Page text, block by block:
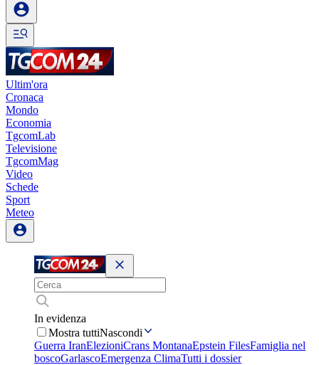
Ultim'ora
Cronaca
Mondo
Economia
TgcomLab
Televisione
TgcomMag
Video
Schede
Sport
Meteo
In evidenza
Mostra tuttiNascondi
Guerra IranElezioniCrans MontanaEpstein FilesFamiglia nel
boscoGarlascoEmergenza ClimaTutti i dossier